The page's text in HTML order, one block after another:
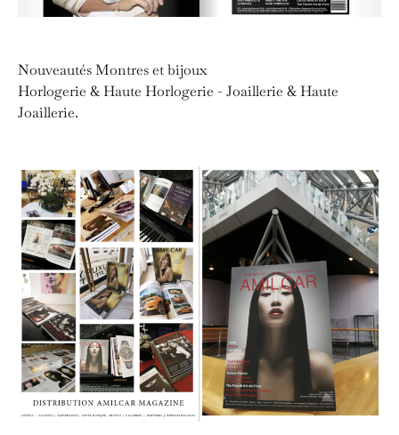
Nouveautés Montres et bijoux
Horlogerie & Haute Horlogerie - Joaillerie & Haute
Joaillerie.